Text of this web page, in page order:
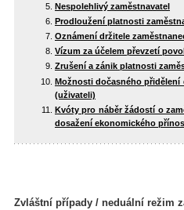
Nespolehlivý zaměstnavatel
Prodloužení platnosti
Oznámení držitele
Vízum za účelem převzetí
Zrušení a zánik platnosti
Možnosti dočasného přidělení
(uživateli)
Kvóty pro náběr žádostí o
dosažení ekonomického
Zvláštní případy / neduální režim